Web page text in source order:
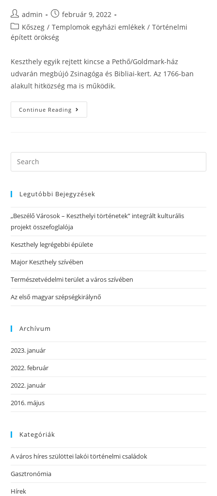
admin
február 9, 2022
Kőszeg / Templomok egyházi emlékek / Történelmi
épített örökség
Keszthely egyik rejtett kincse a Pethő/Goldmark-ház
udvarán megbújó Zsinagóga és Bibliai-kert. Az 1766-ban
alakult hitközség ma is működik.
Continue Reading
Legutóbbi Bejegyzések
„Beszélő Városok – Keszthelyi történetek” integrált kulturális
projekt összefoglalója
Keszthely legrégebbi épülete
Major Keszthely szívében
Természetvédelmi terület a város szívében
Az első magyar szépségkirálynő
Archívum
2023. január
2022. február
2022. január
2016. május
Kategóriák
A város híres szülöttei lakói történelmi családok
Gasztronómia
Hírek